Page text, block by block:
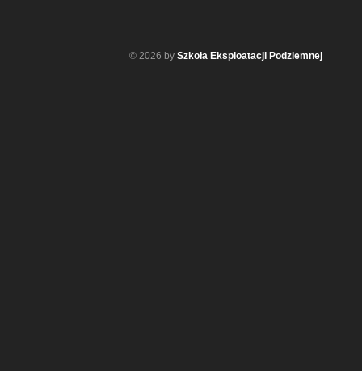
© 2026 by Szkoła Eksploatacji Podziemnej